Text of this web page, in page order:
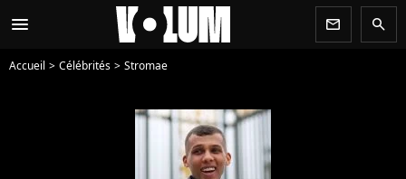
menu newsletter search
Accueil Célébrités Stromae